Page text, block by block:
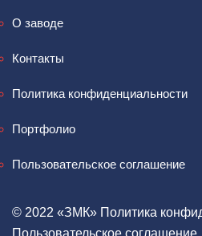
О заводе
Контакты
Политика конфиденциальности
Портфолио
Пользовательское соглашение
© 2022 «‎ЗМК»‎ Политика
Пользовательское соглашение